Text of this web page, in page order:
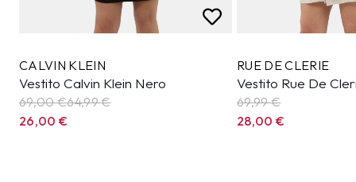
CALVIN KLEIN
Vestito Calvin Klein Nero
69,00 €64,99€
26,00€
RUE DE CLERIE
Vestito Rue De
69,99€
28,00€